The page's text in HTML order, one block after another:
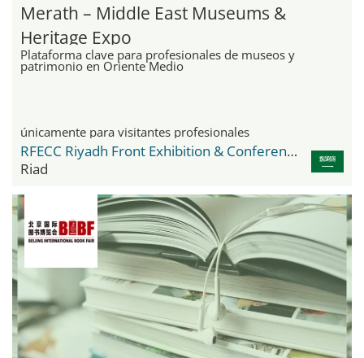
Merath – Middle East Museums &
Heritage Expo
Plataforma clave para profesionales de museos y
patrimonio en Oriente Medio
únicamente para visitantes profesionales
RFECC Riyadh Front Exhibition & Conference Center
Riad